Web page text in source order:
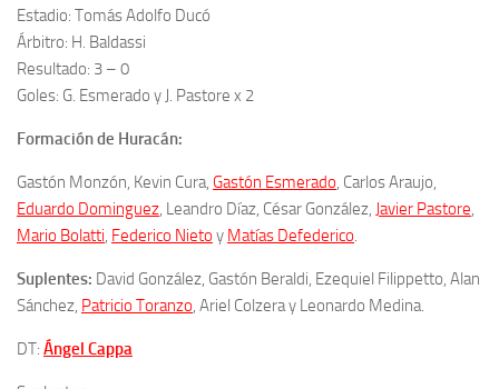
Estadio: Tomás Adolfo Ducó
Árbitro: H. Baldassi
Resultado: 3 – 0
Goles: G. Esmerado y J. Pastore x 2
Formación de Huracán:
Gastón Monzón, Kevin Cura, Gastón Esmerado , Carlos Araujo,
Eduardo Dominguez , Leandro Díaz, César González, Javier Pastore
Mario Bolatti Federico Nieto y Matías Defederico
Suplentes: David González, Gastón Beraldi, Ezequiel Filippetto, Alan
Sánchez, Patricio Toranzo , Ariel Colzera y Leonardo Medina.
DT: Ángel Cappa